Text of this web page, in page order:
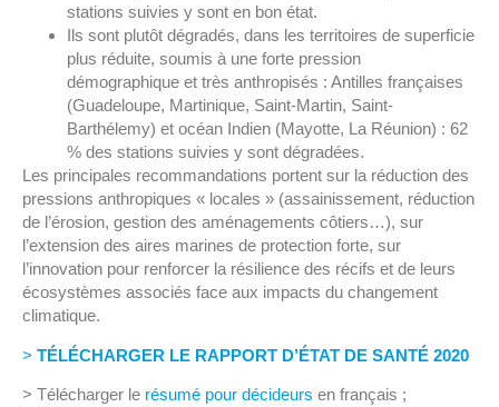
stations suivies y sont en bon état.
Ils sont plutôt dégradés, dans les territoires de superficie
plus réduite, soumis à une forte pression
démographique et très anthropisés : Antilles françaises
(Guadeloupe, Martinique, Saint-Martin, Saint-
Barthélemy) et océan Indien (Mayotte, La Réunion) : 62
% des stations suivies y sont dégradées.
Les principales recommandations portent sur la réduction des
pressions anthropiques « locales » (assainissement, réduction
de l’érosion, gestion des aménagements côtiers…), sur
l’extension des aires marines de protection forte, sur
l’innovation pour renforcer la résilience des récifs et de leurs
écosystèmes associés face aux impacts du changement
climatique.
> TÉLÉCHARGER LE RAPPORT D’ÉTAT DE SANTÉ 2020
> Télécharger le résumé pour décideurs en français ;